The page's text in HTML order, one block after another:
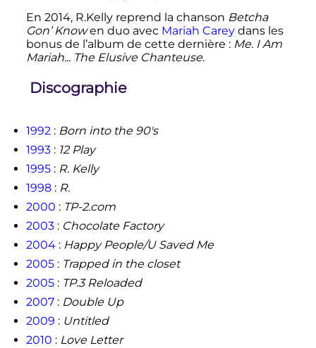
En 2014, R.Kelly reprend la chanson Betcha
Gon’ Knowen duo avec Mariah Careydans les
bonus de l’album de cette dernière : Me. I Am
Mariah... The Elusive Chanteuse.
Discographie
1992 : Born into the 90's
1993: 12 Play
1995: R. Kelly
1998: R.
2000 : TP-2.com
2003: Chocolate Factory
2004: Happy People/U Saved Me
2005: Trapped in the closet
2005: TP.3 Reloaded
2007: Double Up
2009 : Untitled
2010 : Love Letter